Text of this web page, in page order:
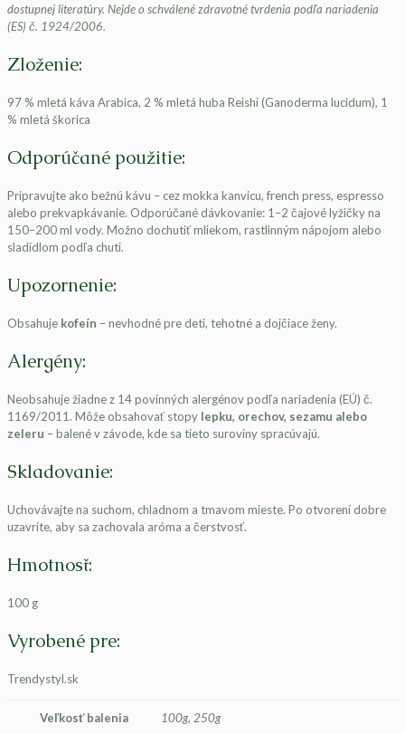
dostupnej literatúry. Nejde o schválené zdravotné tvrdenia podľa nariadenia
(ES) č. 1924/2006.
Zloženie:
97 % mletá káva Arabica, 2 % mletá huba Reishi (Ganoderma lucidum), 1
% mletá škorica
Odporúčané použitie:
Pripravujte ako bežnú kávu – cez mokka kanvicu, french press, espresso
alebo prekvapkávanie. Odporúčané dávkovanie: 1–2 čajové lyžičky na
150–200 ml vody. Možno dochutiť mliekom, rastlinným nápojom alebo
sladidlom podľa chuti.
Upozornenie:
Obsahuje kofeín – nevhodné pre deti, tehotné a dojčiace ženy.
Alergény:
Neobsahuje žiadne z 14 povinných alergénov podľa nariadenia (EÚ) č.
1169/2011. Môže obsahovať stopy lepku, orechov, sezamu alebo
zeleru – balené v závode, kde sa tieto suroviny spracúvajú.
Skladovanie:
Uchovávajte na suchom, chladnom a tmavom mieste. Po otvorení dobre
uzavrite, aby sa zachovala aróma a čerstvosť.
Hmotnosť:
100 g
Vyrobené pre:
Trendystyl.sk
Veľkosť balenia 100g, 250g